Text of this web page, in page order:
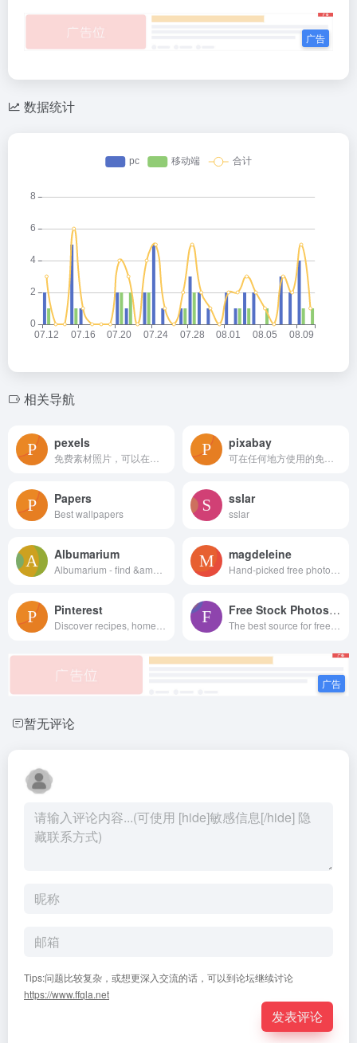
数据统计
相关导航
pexels pixabay
Papers
Best wallpapers
sslar
sslar
Albumarium magdeleine
Pinterest Free Stock Photos and Images
暂无评论
Tips:问题比较复杂，或想更深入交流的话，可以到论坛继续讨论
https://www.ffqla.net
发表评论